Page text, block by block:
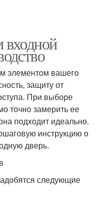
входной
элементом вашего
защиту от
При выборе
точно замерить ее
подходит идеально.
инструкцию о
дверь.
следующие